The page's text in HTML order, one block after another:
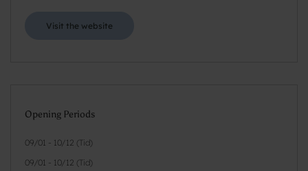
Visit the website
Opening Periods
09/01 - 10/12 (Tid)
09/01 - 10/12 (Tid)